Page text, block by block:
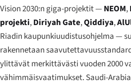
Vision 2030:n giga-projektit — NEOM,
projekti,Diriyah Gate,Qiddiya,
Riadin kaupunkiuudistusohjelma —
rakennetaan
ylittävät merkittävästi vuoden 2000
vähimmäisvaatimukset. Saudi-